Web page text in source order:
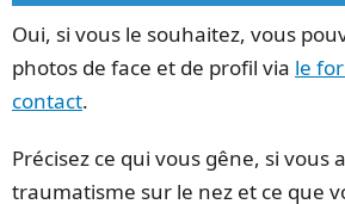
Oui, si vous le souhaitez, vous
photos de face et de profil via le
contact.
Précisez ce qui vous gêne, si vous
traumatisme sur le nez et ce que